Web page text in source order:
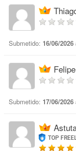
Submetido: 16/06/
Submetido: 17/06/
TOP